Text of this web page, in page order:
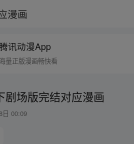
漫画
腾讯动漫App
海量正版漫画畅快看
剧场版完结对应漫画
日 00:09